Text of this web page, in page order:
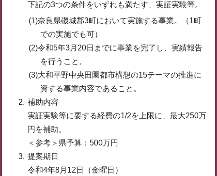
下記の3つの条件をいずれも満たす、実証実験等。
(1)奈良県磯城郡3町において実施する事業。（1町
での実施でも可）
(2)令和5年3月20日までに事業を完了し、実績報告
を行うこと。
(3)大和平野中央田園都市構想の15テーマの推進に
資する事業内容であること。
補助内容
実証実験等に要する経費の1/2を上限に、最大250万
円を補助。
＜参考＞県予算：500万円
提案期日
令和4年8月12日（金曜日）